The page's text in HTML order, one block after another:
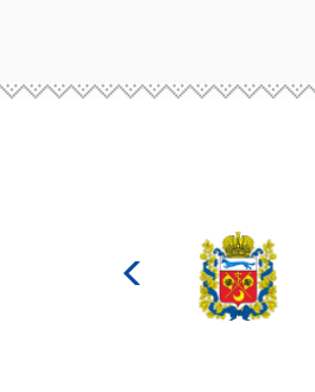
Министерство
культуры
Российской
федерации